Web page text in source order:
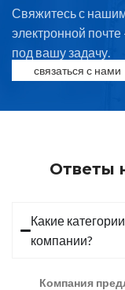
Свяжитесь с
электронной
под вашу задачу.
связаться с нами
Ответы
Какие
компании?
Компания